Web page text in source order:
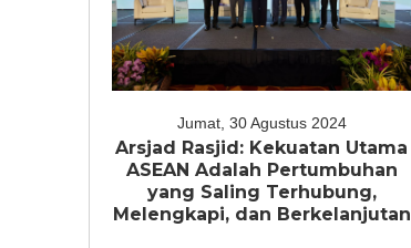
Jumat, 30 Agustus 2024
Arsjad Rasjid: Kekuatan Utama
ASEAN Adalah Pertumbuhan
yang Saling Terhubung,
Melengkapi, dan Berkelanjutan